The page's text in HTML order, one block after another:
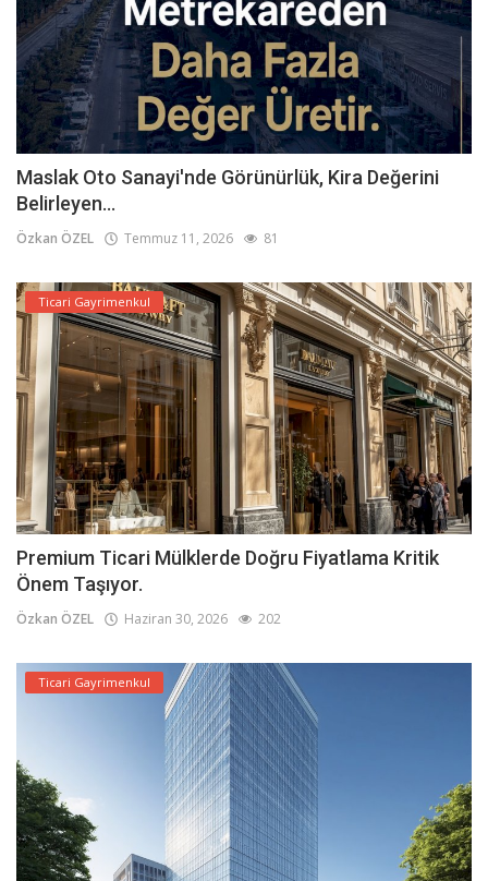
Maslak Oto Sanayi'nde Görünürlük, Kira Değerini
Belirleyen...
Özkan ÖZEL Temmuz 11, 2026 81
Ticari Gayrimenkul
Premium Ticari Mülklerde Doğru Fiyatlama Kritik
Önem Taşıyor.
Özkan ÖZEL Haziran 30, 2026 202
Ticari Gayrimenkul